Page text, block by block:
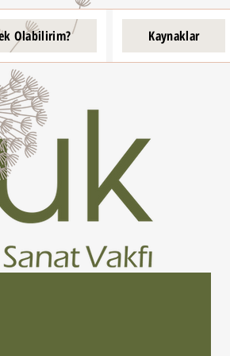
Olabilirim? Kaynaklar